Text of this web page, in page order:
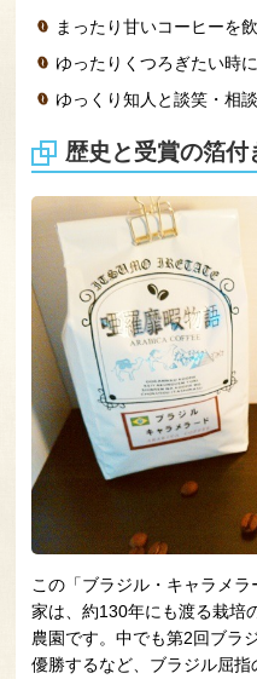
まったり甘いコーヒーを
ゆったりくつろぎたい時に
ゆっくり知人と談笑・相
歴史と受賞の箔付
この「ブラジル・キャラメ
家は、約130年にも渡る栽培
農園です。中でも第2回ブラ
優勝するなど、ブラジル屈